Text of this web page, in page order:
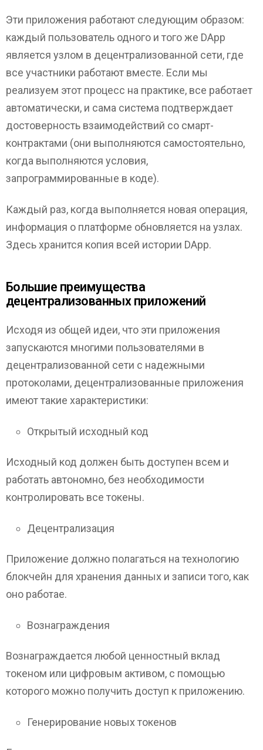
Эти приложения работают следующим образом:
каждый пользователь одного и того же DApp
является узлом в децентрализованной сети, где
все участники работают вместе. Если мы
реализуем этот процесс на практике, все работает
автоматически, и сама система подтверждает
достоверность взаимодействий со смарт-
контрактами (они выполняются самостоятельно,
когда выполняются условия,
запрограммированные в коде).
Каждый раз, когда выполняется новая операция,
информация о платформе обновляется на узлах.
Здесь хранится копия всей истории DApp.
Большие преимущества
децентрализованных приложений
Исходя из общей идеи, что эти приложения
запускаются многими пользователями в
децентрализованной сети с надежными
протоколами, децентрализованные приложения
имеют такие характеристики:
Открытый исходный код
Исходный код должен быть доступен всем и
работать автономно, без необходимости
контролировать все токены.
Децентрализация
Приложение должно полагаться на технологию
блокчейн для хранения данных и записи того, как
оно работае.
Вознаграждения
Вознаграждается любой ценностный вклад
токеном или цифровым активом, с помощью
которого можно получить доступ к приложению.
Генерирование новых токенов